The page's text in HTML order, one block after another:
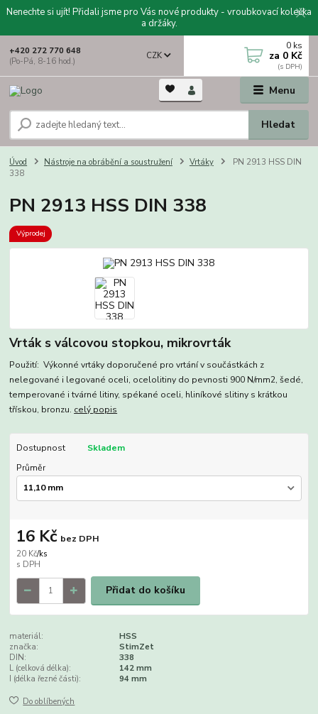
Nenechte si ujít! Přidali jsme pro Vás nové produkty - vroubkovací kolečka
a držáky.
Menu
CZK
Hledat
+420 272 770 648
(Po-Pá, 8-16 hod.)
0 ks
za 0 Kč
Úvod Nástroje na obrábění a soustružení Vrtáky
PN 2913 HSS DIN
338
PN 2913 HSS DIN 338
Výprodej
Vrták s válcovou stopkou, mikrovrták
Použití: Výkonné vrtáky doporučené pro vrtání v součástkách z
nelegované i legované oceli, ocelolitiny do pevnosti 900 N/mm2, šedé,
temperované i tvárné litiny, spékané oceli, hliníkové slitiny s krátkou
třískou, bronzu. celý popis
Dostupnost
Skladem
Průměr
20 Kč/ks
16 Kč bez DPH
Přidat do košíku
materiál:
HSS
značka:
StimZet
DIN:
338
L (celková délka):
142 mm
I (délka řezné části):
94 mm
Do oblíbených